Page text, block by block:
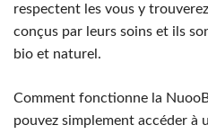
respectent les vous y
conçus par leurs soins et ils
bio et naturel.
Comment fonctionne la
pouvez simplement accéder à